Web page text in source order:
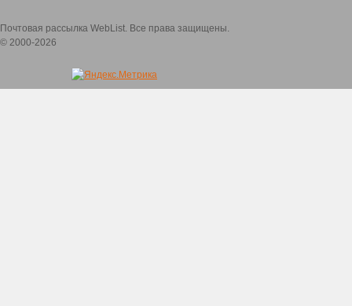
Почтовая рассылка WebList. Все права защищены.
© 2000-2026